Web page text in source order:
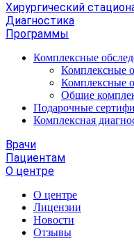
Хирургический
Диагностика
Программы
Комплексные
Комплексные
Комплексные
Общие
Подарочные
Комплексная
Врачи
Пациентам
О центре
О центре
Лицензии
Новости
Отзывы